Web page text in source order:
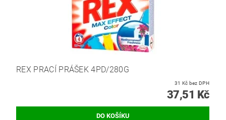
REX PRACÍ PRÁŠEK 4PD/280G
31 Kč bez DPH
37,51 Kč